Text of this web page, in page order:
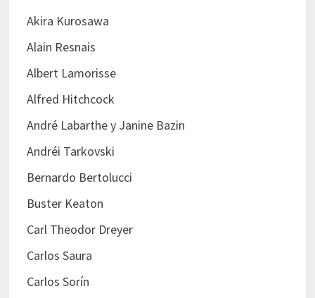
Akira Kurosawa
Alain Resnais
Albert Lamorisse
Alfred Hitchcock
André Labarthe y Janine Bazin
Andréi Tarkovski
Bernardo Bertolucci
Buster Keaton
Carl Theodor Dreyer
Carlos Saura
Carlos Sorín